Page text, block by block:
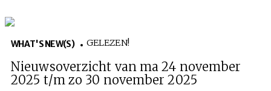
WHAT'S NEW(S) GELEZEN!
Nieuwsoverzicht van ma 24 november
2025 t/m zo 30 november 2025